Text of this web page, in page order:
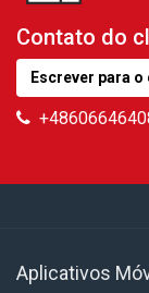
Contato do
Escrever para o
Aplicativos